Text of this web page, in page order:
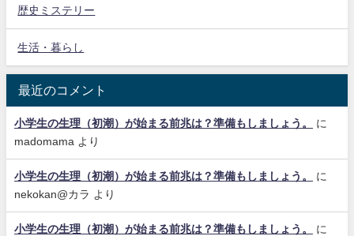
歴史ミステリー
生活・暮らし
最近のコメント
小学生の生理（初潮）が始まる前兆は？準備もしましょう。
に
madomama より
小学生の生理（初潮）が始まる前兆は？準備もしましょう。
に
nekokan@カラ より
小学生の生理（初潮）が始まる前兆は？準備もしましょう。
に